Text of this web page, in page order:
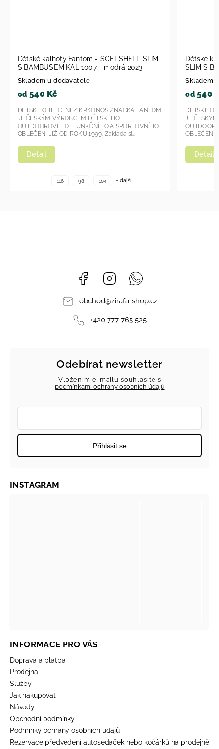
Dětské kalhoty Fantom - SOFTSHELL SLIM
S BAMBUSEM KAL 1007 - modrá 2023
Skladem u dodavatele
od 540 Kč
Detail
DĚTSKÉ OBLEČENÍ Z KRKONOŠ ZNAČKA FANTOM
JE ČESKÝM VÝROBCEM DĚTSKÉHO
OUTDOOROVÉHO, FUNKČNÍHO A SPORTOVNÍHO
OBLEČENÍ JIŽ OD ROKU 1999. Zakládá si...
116 98 104 + další
Dětské
SLIM S
2023
Skladem
od 540
Detail
DĚTSKÉ
JE
OBLEČENÍ
Facebook Instagram
obchod@zirafa-shop.cz
+420 777 765 525
Odebírat newsletter
Vložením e-mailu souhlasíte s
podmínkami ochrany osobních údajů
Přihlásit se
INFORMACE PRO VÁS
Doprava a platba
Prodejna
Služby
Jak nakupovat
Návody
Obchodní podmínky
Podmínky ochrany osobních údajů
Rezervace předvedení autosedaček nebo kočárků na prodejně
INSTAGRAM